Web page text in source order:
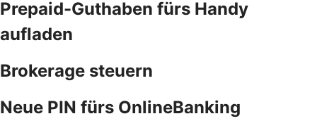
Prepaid-Guthaben fürs Handy
aufladen
Brokerage steuern
Neue PIN fürs OnlineBanking